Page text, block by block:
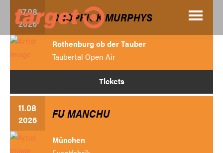
Inhalt
springen
Target
Concerts
Agentur
und
Konzertveranstaltungen
07.08
2026 DROPKICK MURPHYS
Rothenburg ob der Tauber
Taubertal Open Air
Tickets
11.08
2026 FU MANCHU
München